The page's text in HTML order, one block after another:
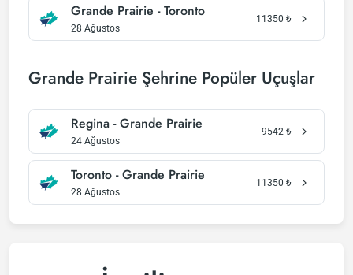
Grande Prairie - Toronto
28 Ağustos
11350 ₺
Grande Prairie Şehrine Popüler Uçuşlar
Regina - Grande Prairie
24 Ağustos
9542 ₺
Toronto - Grande Prairie
28 Ağustos
11350 ₺